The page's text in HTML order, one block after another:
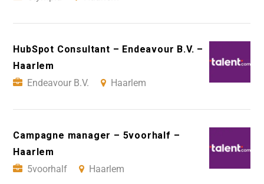
HubSpot Consultant – Endeavour B.V. –
Haarlem
Endeavour B.V.
Haarlem
Campagne manager – 5voorhalf –
Haarlem
5voorhalf
Haarlem